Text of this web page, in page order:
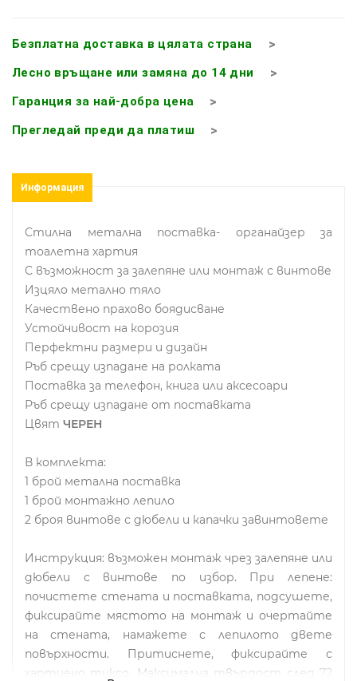
Безплатна доставка в цялата страна
Лесно връщане или замяна до 14 дни
Гаранция за най-добра цена
Прегледай преди да платиш
Информация
Стилна метална поставка- органайзер за
тоалетна хартия
С възможност за залепяне или монтаж с винтове
Изцяло метално тяло
Качествено прахово боядисване
Устойчивост на корозия
Перфектни размери и дизайн
Ръб срещу изпадане на ролката
Поставка за телефон, книга или аксесоари
Ръб срещу изпадане от поставката
Цвят ЧЕРЕН
В комплекта:
1 брой метална поставка
1 брой монтажно лепило
2 броя винтове с дюбели и капачки завинтовете
Инструкция: възможен монтаж чрез залепяне или
дюбели с винтове по избор. При лепене:
почистете стената и поставката, подсушете,
фиксирайте мястото на монтаж и очертайте
на стената, намажете с лепилото двете
повърхности. Притиснете, фиксирайте с
хартиено тиксо. Максимална твърдост след 72